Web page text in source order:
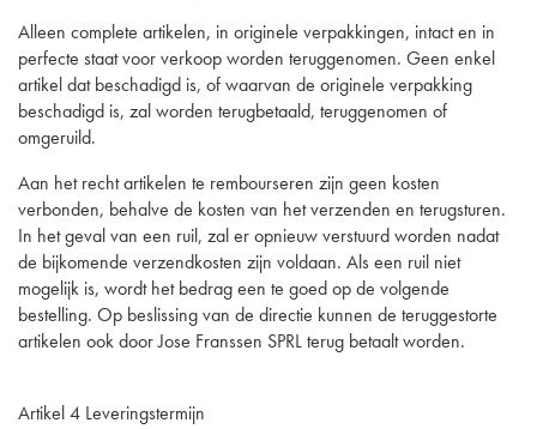
Alleen complete artikelen, in originele verpakkingen, intact en in
perfecte staat voor verkoop worden teruggenomen. Geen enkel
artikel dat beschadigd is, of waarvan de originele verpakking
beschadigd is, zal worden terugbetaald, teruggenomen of
omgeruild.
Aan het recht artikelen te rembourseren zijn geen kosten
verbonden, behalve de kosten van het verzenden en terugsturen.
In het geval van een ruil, zal er opnieuw verstuurd worden nadat
de bijkomende verzendkosten zijn voldaan. Als een ruil niet
mogelijk is, wordt het bedrag een te goed op de volgende
bestelling. Op beslissing van de directie kunnen de teruggestorte
artikelen ook door Jose Franssen SPRL terug betaalt worden.
Artikel 4 Leveringstermijn